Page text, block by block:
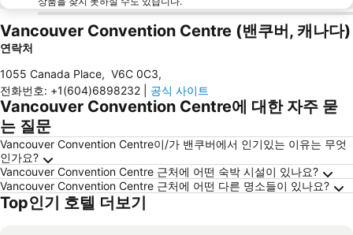
Vancouver Convention Centre (밴쿠버, 캐나다)
연락처
1055 Canada Place, V6C 0C3,
전화번호: +1(604)6898232 공식 사이트
Vancouver Convention Centre에 대한 자주 묻
는 질문
Vancouver Convention Centre이/가 밴쿠버에서 인기있는 이유는 무엇
인가요?
Vancouver Convention Centre 근처에 어떤 숙박 시설이 있나요?
Vancouver Convention Centre 근처에 어떤 다른 명소들이 있나요?
Top인기 호텔 더보기